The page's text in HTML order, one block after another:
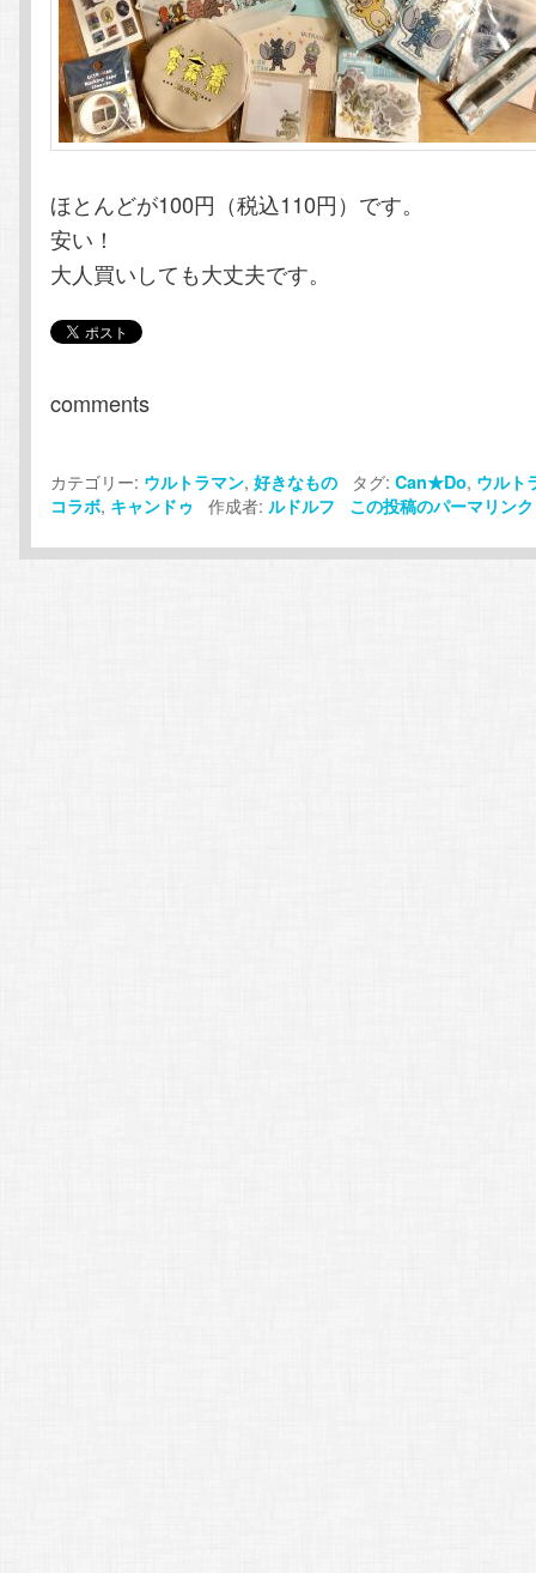
ほとんどが100円（税込110円）です。
安い！
大人買いしても大丈夫です。
comments
カテゴリー: ウルトラマン,好きなもの タグ:Can★Do, ウルト
コラボ, キャンドゥ 作成者:ルドルフ この投稿のパーマリンク